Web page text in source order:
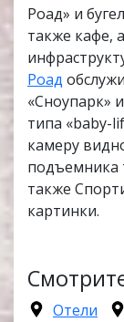
Роад» и
также кафе,
Роад
«Сноупарк»
типа «baby-
камеру
подъемника
также
картинки.
Отели